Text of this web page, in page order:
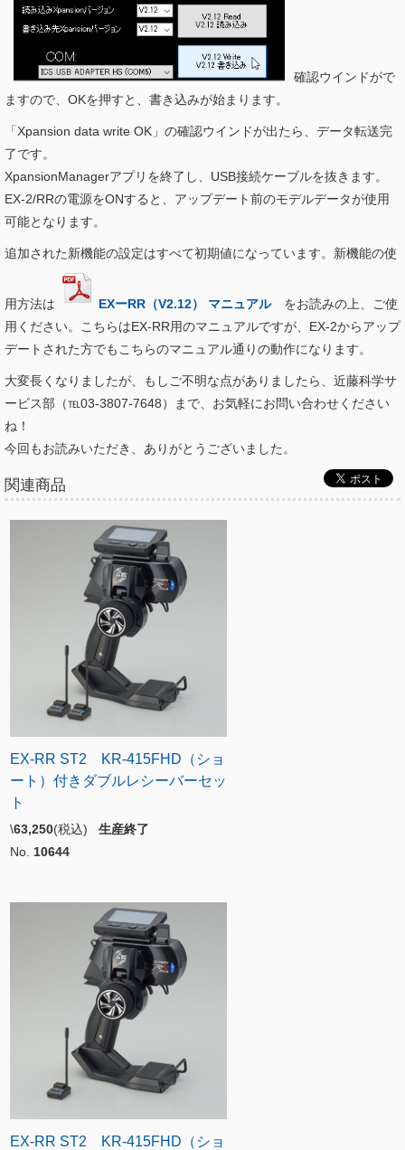
確認ウインドがで
ますので、OKを押すと、書き込みが始まります。
「Xpansion data write OK」の確認ウインドが出たら、データ転送完
了です。
XpansionManagerアプリを終了し、USB接続ケーブルを抜きます。
EX-2/RRの電源をONすると、アップデート前のモデルデータが使用
可能となります。
追加された新機能の設定はすべて初期値になっています。 新機能の使
用方法は EXーRR（V2.12） マニュアルをお読みの上、ご使
用ください。こちらはEX-RR用のマニュアルですが、EX-2からアップ
デートされた方でもこちらのマニュアル通りの動作になります。
大変長くなりましたが、もしご不明な点がありましたら、近藤科学サ
ービス部（℡03-3807-7648）まで、お気軽にお問い合わせください
ね！
今回もお読みいただき、ありがとうございました。
関連商品
EX-RR ST2 KR-415FHD（ショ
ート）付きダブルレシーバーセッ
ト
\63,250(税込) 生産終了
No. 10644
EX-RR ST2 KR-415FHD（ショ